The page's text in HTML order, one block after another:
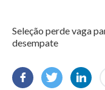
Seleção perde vaga
desempate